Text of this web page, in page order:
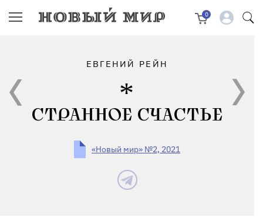
0
ЕВГЕНИЙ РЕЙН
СТРАННОЕ СЧАСТЬЕ
«Новый мир» №2, 2021